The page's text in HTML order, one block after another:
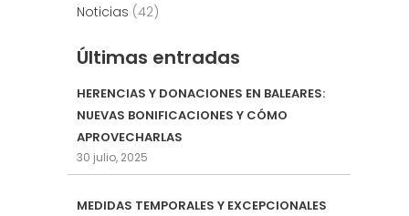
Noticias (42)
Últimas entradas
HERENCIAS Y DONACIONES EN BALEARES:
NUEVAS BONIFICACIONES Y CÓMO
APROVECHARLAS
30 julio, 2025
MEDIDAS TEMPORALES Y EXCEPCIONALES